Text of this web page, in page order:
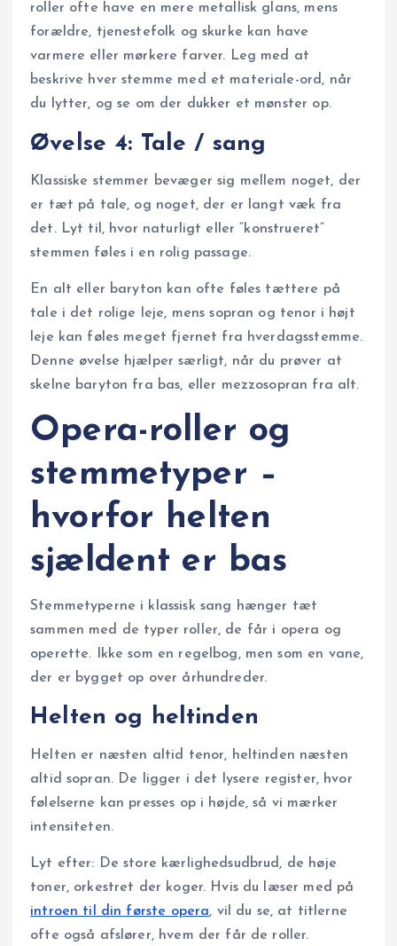
roller ofte have en mere metallisk glans, mens
forældre, tjenestefolk og skurke kan have
varmere eller mørkere farver. Leg med at
beskrive hver stemme med et materiale-ord, når
du lytter, og se om der dukker et mønster op.
Øvelse 4: Tale / sang
Klassiske stemmer bevæger sig mellem noget, der
er tæt på tale, og noget, der er langt væk fra
det. Lyt til, hvor naturligt eller “konstrueret”
stemmen føles i en rolig passage.
En alt eller baryton kan ofte føles tættere på
tale i det rolige leje, mens sopran og tenor i højt
leje kan føles meget fjernet fra hverdagsstemme.
Denne øvelse hjælper særligt, når du prøver at
skelne baryton fra bas, eller mezzosopran fra alt.
Opera-roller og
stemmetyper –
hvorfor helten
sjældent er bas
Stemmetyperne i klassisk sang hænger tæt
sammen med de typer roller, de får i opera og
operette. Ikke som en regelbog, men som en vane,
der er bygget op over århundreder.
Helten og heltinden
Helten er næsten altid tenor, heltinden næsten
altid sopran. De ligger i det lysere register, hvor
følelserne kan presses op i højde, så vi mærker
intensiteten.
Lyt efter: De store kærlighedsudbrud, de høje
toner, orkestret der koger. Hvis du læser med på
introen til din første opera, vil du se, at titlerne
ofte også afslører, hvem der får de roller.